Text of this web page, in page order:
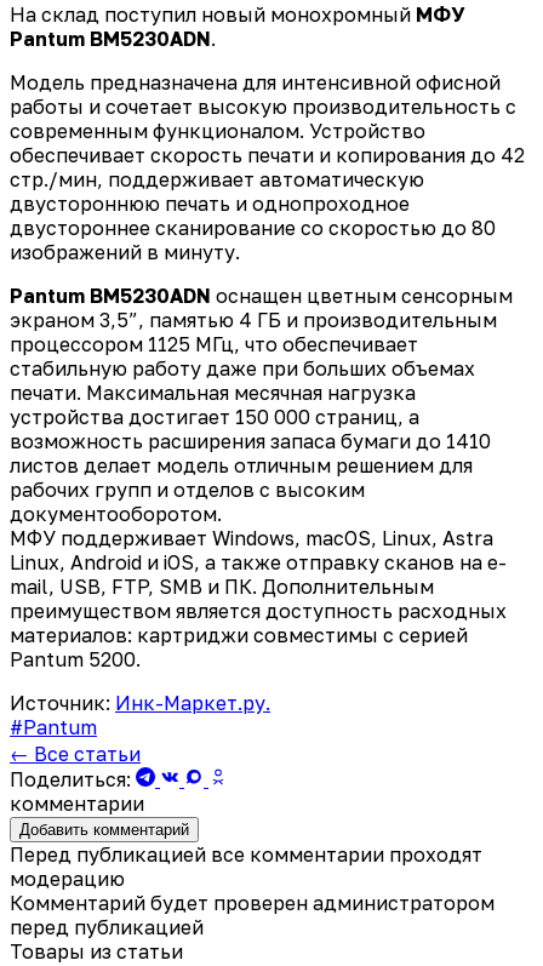
На склад поступил новый монохромный МФУ
Pantum BM5230ADN.
Модель предназначена для интенсивной офисной
работы и сочетает высокую производительность с
современным функционалом. Устройство
обеспечивает скорость печати и копирования до 42
стр./мин, поддерживает автоматическую
двустороннюю печать и однопроходное
двустороннее сканирование со скоростью до 80
изображений в минуту.
Pantum BM5230ADN оснащен цветным сенсорным
экраном 3,5”, памятью 4 ГБ и производительным
процессором 1125 МГц, что обеспечивает
стабильную работу даже при больших объемах
печати. Максимальная месячная нагрузка
устройства достигает 150 000 страниц, а
возможность расширения запаса бумаги до 1410
листов делает модель отличным решением для
рабочих групп и отделов с высоким
документооборотом.
МФУ поддерживает Windows, macOS, Linux, Astra
Linux, Android и iOS, а также отправку сканов на e-
mail, USB, FTP, SMB и ПК. Дополнительным
преимуществом является доступность расходных
материалов: картриджи совместимы с серией
Pantum 5200.
Источник: Инк-Маркет.ру.
#Pantum
← Все статьи
Поделиться:
комментарии
Добавить комментарий
Перед публикацией все комментарии проходят
модерацию
Комментарий будет проверен администратором
перед публикацией
Товары из статьи